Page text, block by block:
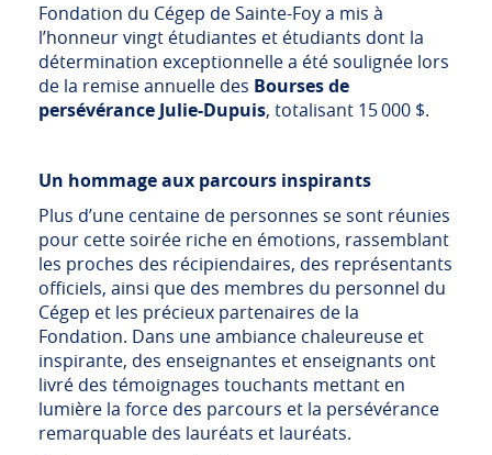
Fondation du Cégep de Sainte-Foy a mis à
l’honneur vingt étudiantes et étudiants dont la
détermination exceptionnelle a été soulignée lors
de la remise annuelle des Bourses de
persévérance Julie-Dupuis, totalisant 15 000 $.
Un hommage aux parcours inspirants
Plus d’une centaine de personnes se sont réunies
pour cette soirée riche en émotions, rassemblant
les proches des récipiendaires, des représentants
officiels, ainsi que des membres du personnel du
Cégep et les précieux partenaires de la
Fondation. Dans une ambiance chaleureuse et
inspirante, des enseignantes et enseignants ont
livré des témoignages touchants mettant en
lumière la force des parcours et la persévérance
remarquable des lauréats et lauréats.